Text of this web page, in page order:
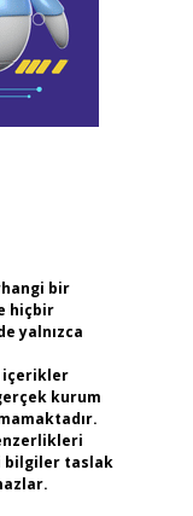
bir
hiçbir
yalnızca
içerikler
kurum
bilgiler taslak